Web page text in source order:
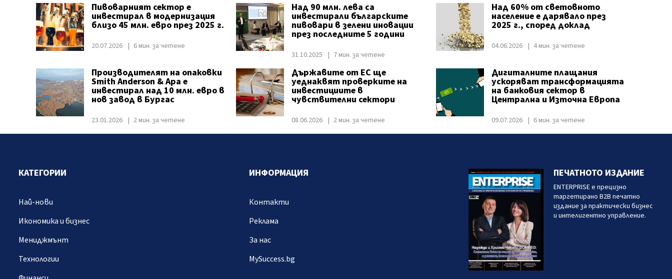
Пивоварният сектор е
инвестирал в модернизация
близо 45 млн. евро през 2025 г.
20.07.2026 6 мин. за четене
Над 90 млн. лева са
инвестирали българските
пивовари в зелени иновации
през последните 5 години
31.10.2025 7 мин. за четене
Над 60% от световното
население е дарявало през
2025 г., според доклад
04.06.2026 4 мин. за четене
Производителят на опаковки
Ѕmіth Аndеrѕоn & Ара е
инвестирал над 10 млн. евро в
нов завод в Бургас
23.01.2026 2 мин. за четене
Държавите от ЕС ще
уеднаквят проверките на
инвестициите в
чувствителни сектори
08.06.2026 2 мин. за четене
Дигиталните плащания
ускоряват трансформацията
на банковия сектор в
Централна и Източна Европа
09.07.2026 6 мин. за четене
КАТЕГОРИИ
Най-нови
Икономика и бизнес
Мениджмънт
Технологии
ИНФОРМАЦИЯ
Контакти
Реклама
За нас
MySuccess.bg
ПЕЧАТНОТО ИЗДАНИЕ
ENTERPRISE е прецизно
таргетирано B2B печатно
издание за практически бизнес
и интелигентно управление.